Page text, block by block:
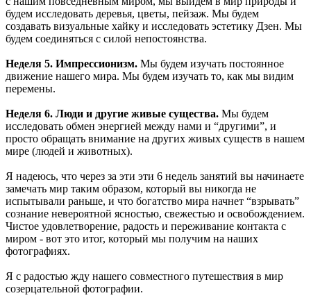
будем исследовать деревья, цветы, пейзаж. Мы будем
создавать визуальные хайку и исследовать эстетику Дзен. Мы
будем соединяться с силой непостоянства.
Неделя 5. Импрессионизм. Мы будем изучать постоянное
движение нашего мира. Мы будем изучать то, как мы видим
перемены.
Неделя 6. Люди и другие живые существа. Мы будем
исследовать обмен энергией между нами и “другими”, и
просто обращать внимание на других живых существ в нашем
мире (людей и животных).
Я надеюсь, что через за эти эти 6 недель занятий вы начинаете
замечать мир таким образом, который вы никогда не
испытывали раньше, и что богатство мира начнет “взрывать”
сознание невероятной ясностью, свежестью и освобождением.
Чистое удовлетворение, радость и переживание контакта с
миром - вот это итог, который мы получим на наших
фотографиях.
Я с радостью жду нашего совместного путешествия в мир
созерцательной фотографии.